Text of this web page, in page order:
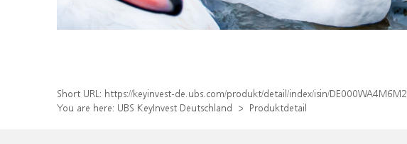
Short URL: https://keyinvest-de.ubs.com/produkt/detail/index/isin/DE000WA4M6M2
You are here: UBS KeyInvest Deutschland Produktdetail